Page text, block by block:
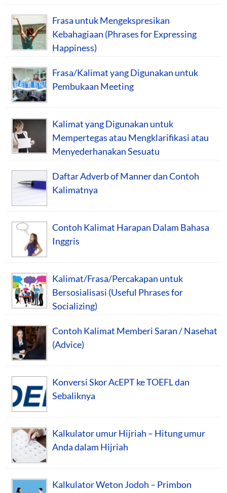
Frasa untuk Mengekspresikan
Kebahagiaan (Phrases for Expressing
Happiness)
Frasa/Kalimat yang Digunakan untuk
Pembukaan Meeting
Kalimat yang Digunakan untuk
Mempertegas atau Mengklarifikasi atau
Menyederhanakan Sesuatu
Daftar Adverb of Manner dan Contoh
Kalimatnya
Contoh Kalimat Harapan Dalam Bahasa
Inggris
Kalimat/Frasa/Percakapan untuk
Bersosialisasi (Useful Phrases for
Socializing)
Contoh Kalimat Memberi Saran / Nasehat
(Advice)
Konversi Skor AcEPT ke TOEFL dan
Sebaliknya
Kalkulator umur Hijriah – Hitung umur
Anda dalam Hijriah
Kalkulator Weton Jodoh – Primbon